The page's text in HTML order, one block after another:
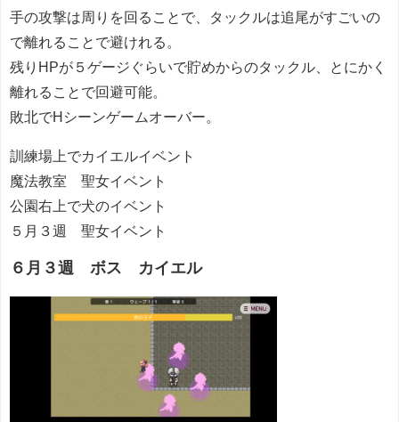
手の攻撃は周りを回ることで、タックルは追尾がすごいの
で離れることで避けれる。
残りHPが５ゲージぐらいで貯めからのタックル、とにかく
離れることで回避可能。
敗北でHシーンゲームオーバー。
訓練場上でカイエルイベント
魔法教室 聖女イベント
公園右上で犬のイベント
５月３週 聖女イベント
６月３週 ボス カイエル